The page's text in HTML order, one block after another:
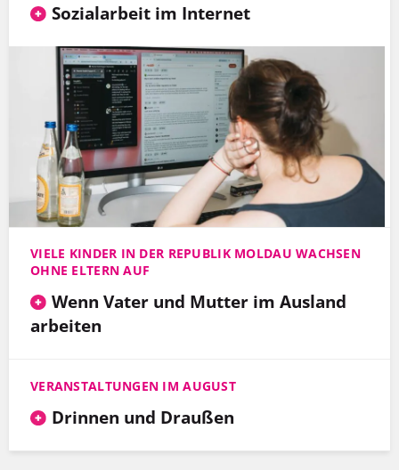
Sozialarbeit im Internet
VIELE KINDER IN DER REPUBLIK MOLDAU WACHSEN
OHNE ELTERN AUF
Wenn Vater und Mutter im Ausland
arbeiten
VERANSTALTUNGEN IM AUGUST
Drinnen und Draußen